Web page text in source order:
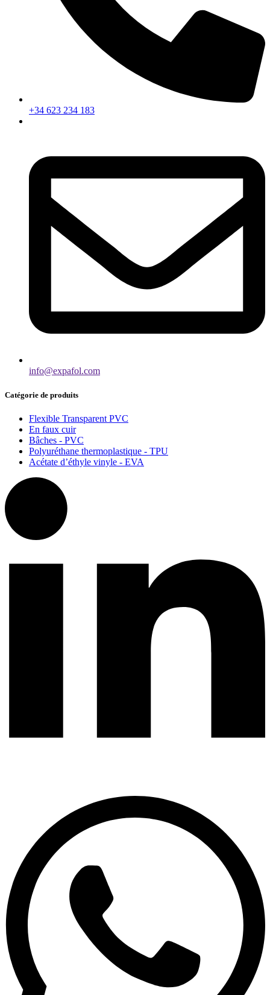
+34 623 234 183
info@expafol.com
Catégorie de produits
Flexible Transparent PVC
En faux cuir
Bâches - PVC
Polyuréthane thermoplastique - TPU
Acétate d’éthyle vinyle - EVA